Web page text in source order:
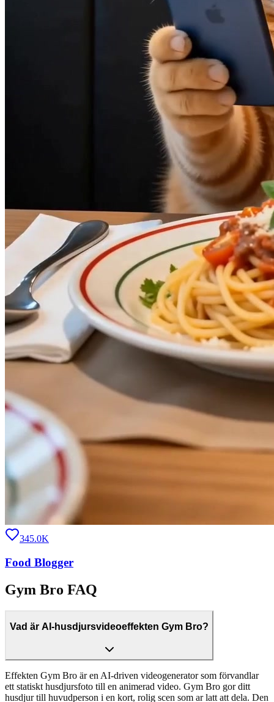
345.0K
Food Blogger
Gym Bro FAQ
Vad är AI-husdjursvideoeffekten Gym Bro?
Effekten Gym Bro är en AI-driven videogenerator som förvandlar
ett statiskt husdjursfoto till en animerad video. Gym Bro gor ditt
husdjur till huvudperson i en kort, rolig scen som ar latt att dela. Den